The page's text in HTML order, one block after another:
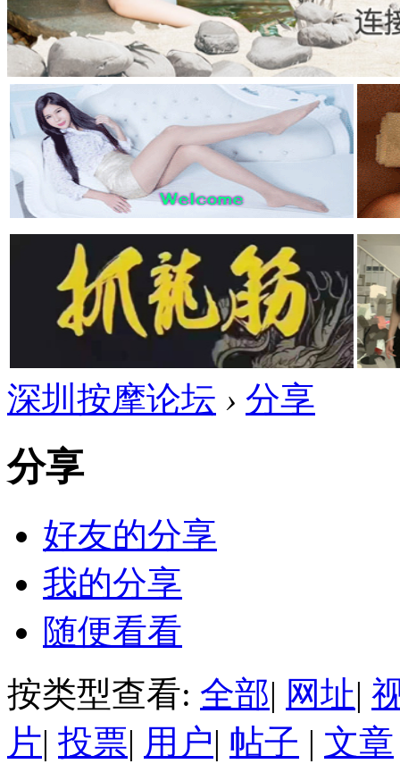
深圳按摩论坛 › 分享
分享
好友的分享
我的分享
随便看看
按类型查看: 全部| 网址|
片| 投票| 用户| 帖子 | 文章